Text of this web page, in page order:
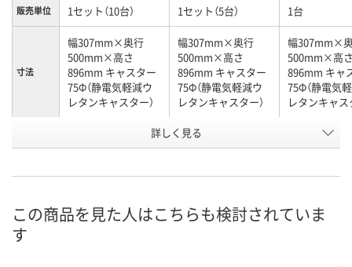
販売単位 1セット（10台） 1セット（5台） 1台
寸法
幅307mm×奥行
500mm×高さ
896mm キャスター
75Φ（静電気軽減ウ
レタンキャスター）
幅307mm×奥行
500mm×高さ
896mm キャスター
75Φ（静電気軽減ウ
レタンキャスター）
幅307mm×
500mm×高
896mm キャ
75Φ（静電気
レタンキャス
20kg（計40kg）
上段 20kg 下段
20kg（計40kg）
上段 20kg 下
20kg（計40kg）
お申込番
在庫 直送品 直送品 直送品
詳しく見る
この商品を見た人はこちらも検討されていま
す